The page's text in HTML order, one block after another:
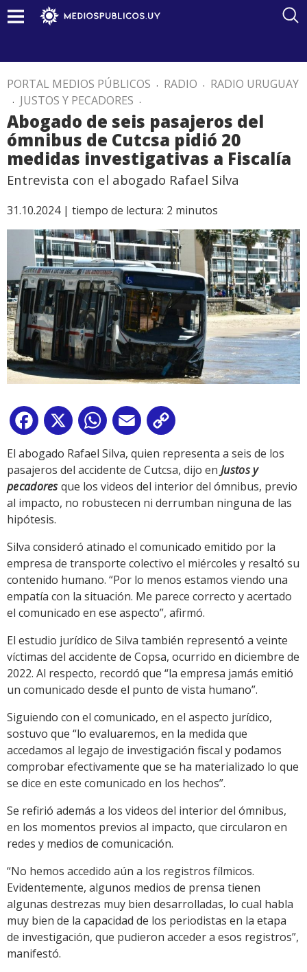
PORTAL MEDIOS PÚBLICOS . RADIO . RADIO URUGUAY
. JUSTOS Y PECADORES .
Abogado de seis pasajeros del
ómnibus de Cutcsa pidió 20
medidas investigativas a Fiscalía
Entrevista con el abogado Rafael Silva
31.10.2024 | tiempo de lectura: 2 minutos
Facebook
X WhatsApp
Email
Link
El abogado Rafael Silva, quien representa a seis de los
pasajeros del accidente de Cutcsa, dijo en Justos y
pecadoresque los videos del interior del ómnibus, previo
al impacto, no robustecen ni derrumban ninguna de las
hipótesis.
Silva consideró atinado el comunicado emitido por la
empresa de transporte colectivo el miércoles y resaltó su
contenido humano. “Por lo menos estamos viendo una
empatía con la situación. Me parece correcto y acertado
el comunicado en ese aspecto”, afirmó.
El estudio jurídico de Silva también representó a veinte
víctimas del accidente de Copsa, ocurrido en diciembre de
2022. Al respecto, recordó que “la empresa jamás emitió
un comunicado desde el punto de vista humano”.
Siguiendo con el comunicado, en el aspecto jurídico,
sostuvo que “lo evaluaremos, en la medida que
accedamos al legajo de investigación fiscal y podamos
comprobar efectivamente que se ha materializado lo que
se dice en este comunicado en los hechos”.
Se refirió además a los videos del interior del ómnibus,
en los momentos previos al impacto, que circularon en
redes y medios de comunicación.
“No hemos accedido aún a los registros fílmicos.
Evidentemente, algunos medios de prensa tienen
algunas destrezas muy bien desarrolladas, lo cual habla
muy bien de la capacidad de los periodistas en la etapa
de investigación, que pudieron acceder a esos registros”,
manifestó.